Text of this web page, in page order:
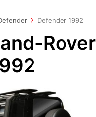
Defender 1992
Rover